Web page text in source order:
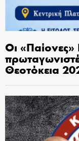
Οι «Παίονες»
Θεοτόκεια